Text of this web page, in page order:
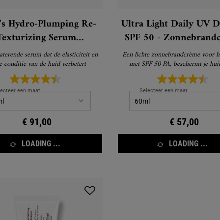
Hydro-Plumping Re-
Serum
– Hydraterend
Gezichtsserum
serum dat de elasticiteit en
conditie van de huid verbetert
een maat
€ 91,00
LOADING ...
Ultra Light Daily UV
SPF 50 -
voor het Gezicht
Een lichte zonnebrandcrème voor
met SPF 50 PA, beschermt je
vervuiling
Selecteer een maat
€ 57,00
LOADING ...